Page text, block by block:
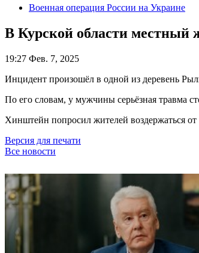
Военная операция России на Украине
В Курской области местный
19:27 Фев. 7, 2025
Инцидент произошёл в одной из деревень
По его словам, у мужчины серьёзная травма
Хинштейн попросил жителей воздержаться от
Версия для печати
Все новости